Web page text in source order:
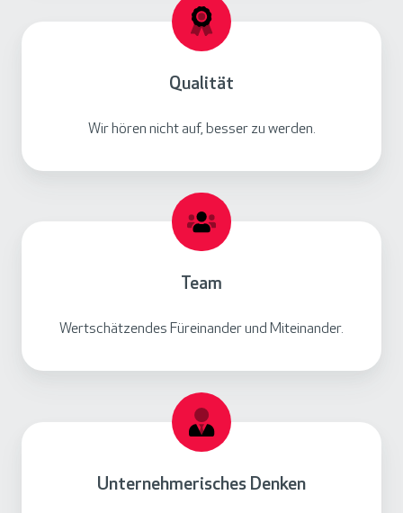
Qualität
Wir hören nicht auf, besser zu werden.
Team
Wertschätzendes Füreinander und Miteinander.
Unternehmerisches Denken